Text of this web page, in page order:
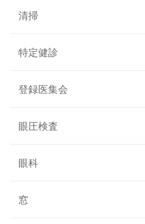
清掃
特定健診
登録医集会
眼圧検査
眼科
窓